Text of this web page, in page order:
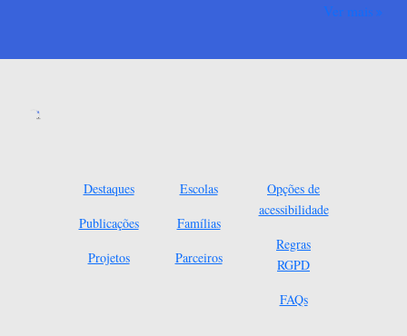
Ver mais
Destaques
Publicações
Projetos
Escolas
Famílias
Parceiros
Opções de
acessibilidade
Regras
RGPD
FAQs